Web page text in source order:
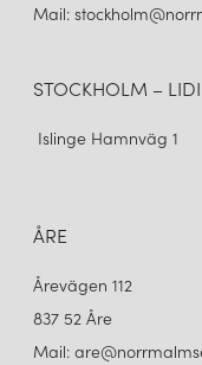
Mail:
STOCKHOLM –
Islinge Hamnväg 1
ÅRE
Årevägen 112
837 52 Åre
Mail: